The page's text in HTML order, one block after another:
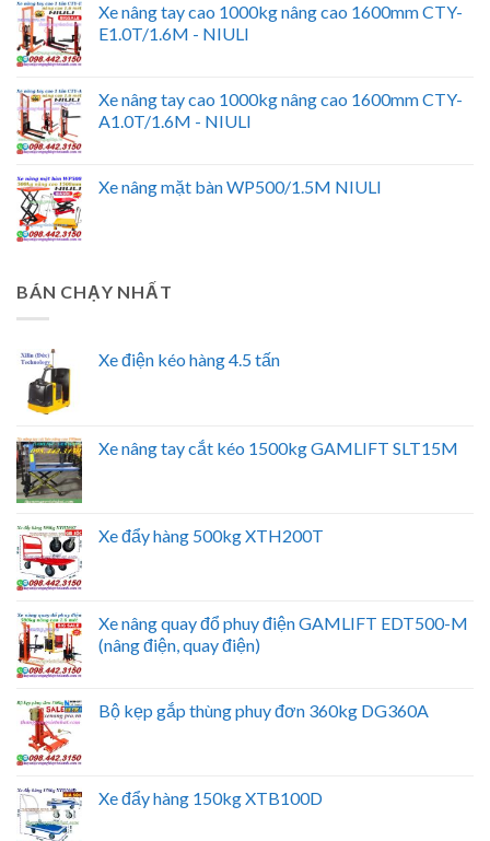
Xe nâng tay cao 1000kg nâng cao 1600mm CTY-
E1.0T/1.6M - NIULI
Xe nâng tay cao 1000kg nâng cao 1600mm CTY-
A1.0T/1.6M - NIULI
Xe nâng mặt bàn WP500/1.5M NIULI
BÁN CHẠY NHẤT
Xe điện kéo hàng 4.5 tấn
Xe nâng tay cắt kéo 1500kg GAMLIFT SLT15M
Xe đẩy hàng 500kg XTH200T
Xe nâng quay đổ phuy điện GAMLIFT EDT500-M
(nâng điện, quay điện)
Bộ kẹp gắp thùng phuy đơn 360kg DG360A
Xe đẩy hàng 150kg XTB100D